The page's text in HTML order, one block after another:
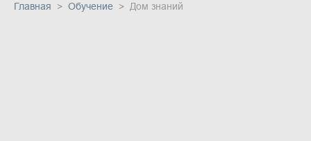
Главная Обучение Дом знаний